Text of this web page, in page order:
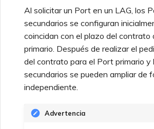
Al solicitar un Port en un LAG, los
secundarios se configuran
coincidan con el plazo del contrato
primario. Después de realizar el
del contrato para el Port primario y
secundarios se pueden ampliar de
independiente.
Advertencia